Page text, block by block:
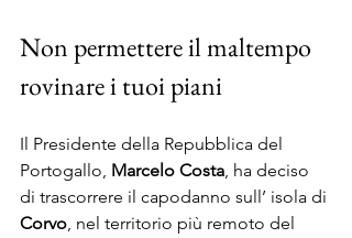
Non permettere il maltempo
rovinare i tuoi piani
Il Presidente della Repubblica del
Portogallo, Marcelo Costa, ha deciso
di trascorrere il capodanno sull’ isola di
Corvo, nel territorio più remoto del